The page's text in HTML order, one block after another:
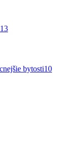
13
bytosti10